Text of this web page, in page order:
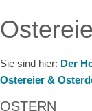
Sie sind hier: Der
Ostereier &
OSTERN